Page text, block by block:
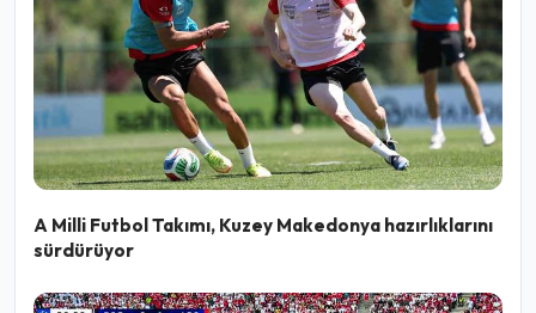
A Milli Futbol Takımı, Kuzey Makedonya hazırlıklarını
sürdürüyor